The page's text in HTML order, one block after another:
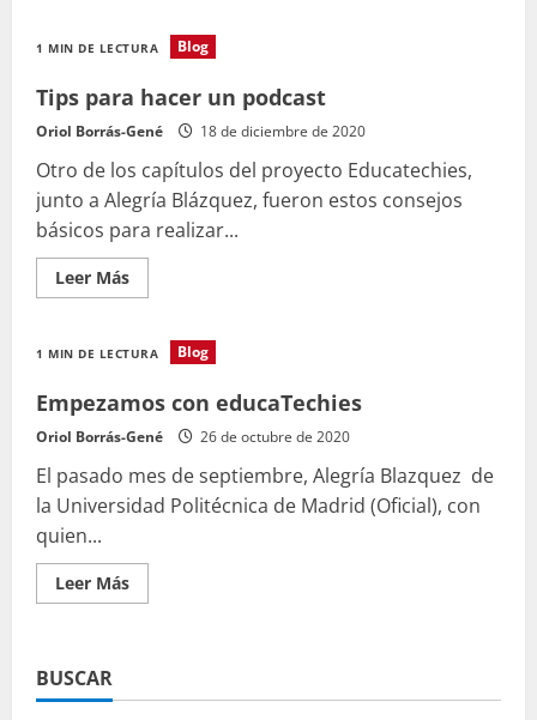
Flipped
Classroom
1 MIN DE LECTURA Blog
Tips para hacer un podcast
Oriol Borrás-Gené 18 de diciembre de 2020
Otro de los capítulos del proyecto Educatechies,
junto a Alegría Blázquez, fueron estos consejos
básicos para realizar...
Leer MásLeer
más
para
podcast
1 MIN DE LECTURA Blog
Empezamos con educaTechies
Oriol Borrás-Gené 26 de octubre de 2020
El pasado mes de septiembre, Alegría Blazquez ​ de
la Universidad Politécnica de Madrid (Oficial)​, con
quien...
Leer MásLeer
más
BUSCAR